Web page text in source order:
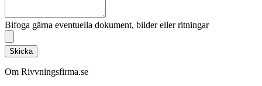
Bifoga gärna eventuella dokument, bilder eller ritningar
Skicka
Om Rivvningsfirma.se